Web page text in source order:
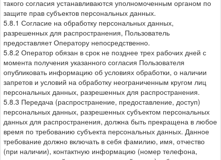
такого согласия устанавливаются уполномоченным органом по
защите прав субъектов персональных данных.
5.8.1 Согласие на обработку персональных данных,
разрешенных для распространения, Пользователь
предоставляет Оператору непосредственно.
5.8.2 Оператор обязан в срок не позднее трех рабочих дней с
момента получения указанного согласия Пользователя
опубликовать информацию об условиях обработки, о наличии
запретов и условий на обработку неограниченным кругом лиц
персональных данных, разрешенных для распространения.
5.8.3 Передача (распространение, предоставление, доступ)
персональных данных, разрешенных субъектом персональных
данных для распространения, должна быть прекращена в любое
время по требованию субъекта персональных данных. Данное
требование должно включать в себя фамилию, имя, отчество
(при наличии), контактную информацию (номер телефона,